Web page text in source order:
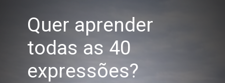
Quer aprender
todas as 40
expressões?